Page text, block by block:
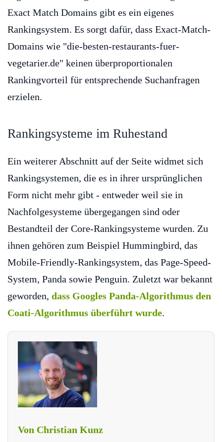
Exact Match Domains gibt es ein eigenes
Rankingsystem. Es sorgt dafür, dass Exact-Match-
Domains wie "die-besten-restaurants-fuer-
vegetarier.de" keinen überproportionalen
Rankingvorteil für entsprechende Suchanfragen
erzielen.
Rankingsysteme im Ruhestand
Ein weiterer Abschnitt auf der Seite widmet sich
Rankingsystemen, die es in ihrer ursprünglichen
Form nicht mehr gibt - entweder weil sie in
Nachfolgesysteme übergegangen sind oder
Bestandteil der Core-Rankingsysteme wurden. Zu
ihnen gehören zum Beispiel Hummingbird, das
Mobile-Friendly-Rankingsystem, das Page-Speed-
System, Panda sowie Penguin. Zuletzt war bekannt
geworden, dass Googles Panda-Algorithmus den
Coati-Algorithmus überführt wurde.
Von Christian Kunz